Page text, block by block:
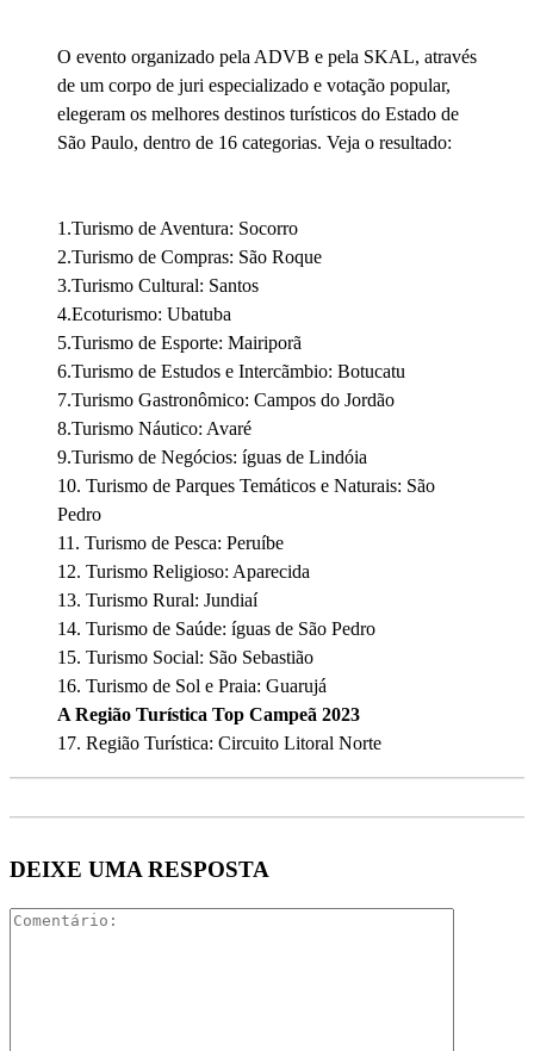
O evento organizado pela ADVB e pela SKAL, através
de um corpo de juri especializado e votação popular,
elegeram os melhores destinos turí­sticos do Estado de
São Paulo, dentro de 16 categorias. Veja o resultado:
1.Turismo de Aventura: Socorro
2.Turismo de Compras: São Roque
3.Turismo Cultural: Santos
4.Ecoturismo: Ubatuba
5.Turismo de Esporte: Mairiporã
6.Turismo de Estudos e Intercãmbio: Botucatu
7.Turismo Gastronômico: Campos do Jordão
8.Turismo Náutico: Avaré
9.Turismo de Negócios: íguas de Lindóia
10. Turismo de Parques Temáticos e Naturais: São
Pedro
11. Turismo de Pesca: Peruí­be
12. Turismo Religioso: Aparecida
13. Turismo Rural: Jundiaí­
14. Turismo de Saúde: íguas de São Pedro
15. Turismo Social: São Sebastião
16. Turismo de Sol e Praia: Guarujá
A Região Turí­stica Top Campeã 2023
17. Região Turí­stica: Circuito Litoral Norte
DEIXE UMA RESPOSTA